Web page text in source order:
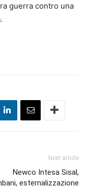
guerra contro una
Next article
Newco Intesa Sisal,
esternalizzazione